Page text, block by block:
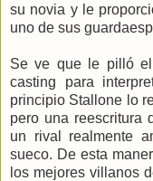
su novia y le
uno de sus
Se ve que le pilló
casting para
principio Stallone lo
pero una
un rival realmente
sueco. De esta
los mejores villanos